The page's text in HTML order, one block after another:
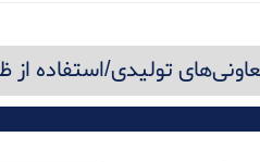
شب سالتولیدی/استفاده